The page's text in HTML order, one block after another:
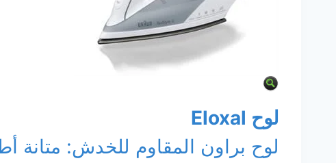
لوح Eloxal
لوح براون المقاوم للخدش: متانة